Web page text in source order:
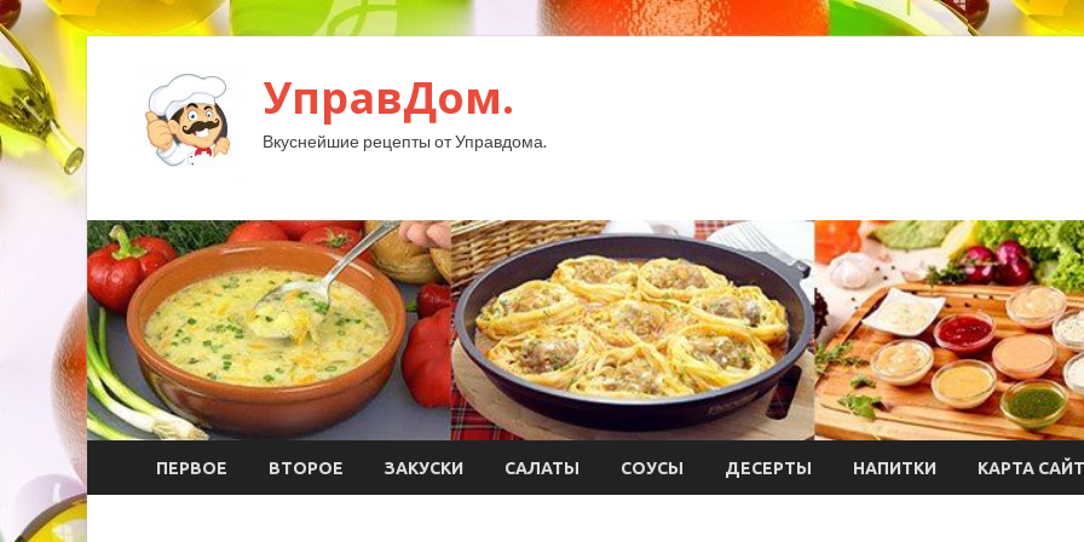
УправДом.
Вкуснейшие рецепты от Управдома.
ПЕРВОЕ ВТОРОЕ ЗАКУСКИ САЛАТЫ СОУСЫ ДЕСЕРТЫ НАПИТКИ КАРТА